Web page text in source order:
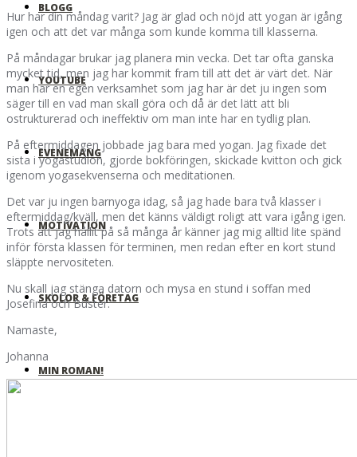
BLOGG
YOUTUBE
EVENEMANG
MOTIVATION
SKOLOR & FÖRETAG
MIN ROMAN!
Hur har din måndag varit? Jag är glad och nöjd att yogan är igång
igen och att det var många som kunde komma till klasserna.
På måndagar brukar jag planera min vecka. Det tar ofta ganska
mycket tid, men jag har kommit fram till att det är värt det. När
man har en egen verksamhet som jag har är det ju ingen som
säger till en vad man skall göra och då är det lätt att bli
ostrukturerad och ineffektiv om man inte har en tydlig plan.
På eftermiddagen jobbade jag bara med yogan. Jag fixade det
sista i yogastudion, gjorde bokföringen, skickade kvitton och gick
igenom yogasekvenserna och meditationen.
Det var ju ingen barnyoga idag, så jag hade bara två klasser i
eftermiddag/kväll, men det känns väldigt roligt att vara igång igen.
Trots att jag hållit på så många år känner jag mig alltid lite spänd
inför första klassen för terminen, men redan efter en kort stund
släppte nervositeten.
Nu skall jag stänga datorn och mysa en stund i soffan med
Josefina och Buster.
Namaste,
Johanna